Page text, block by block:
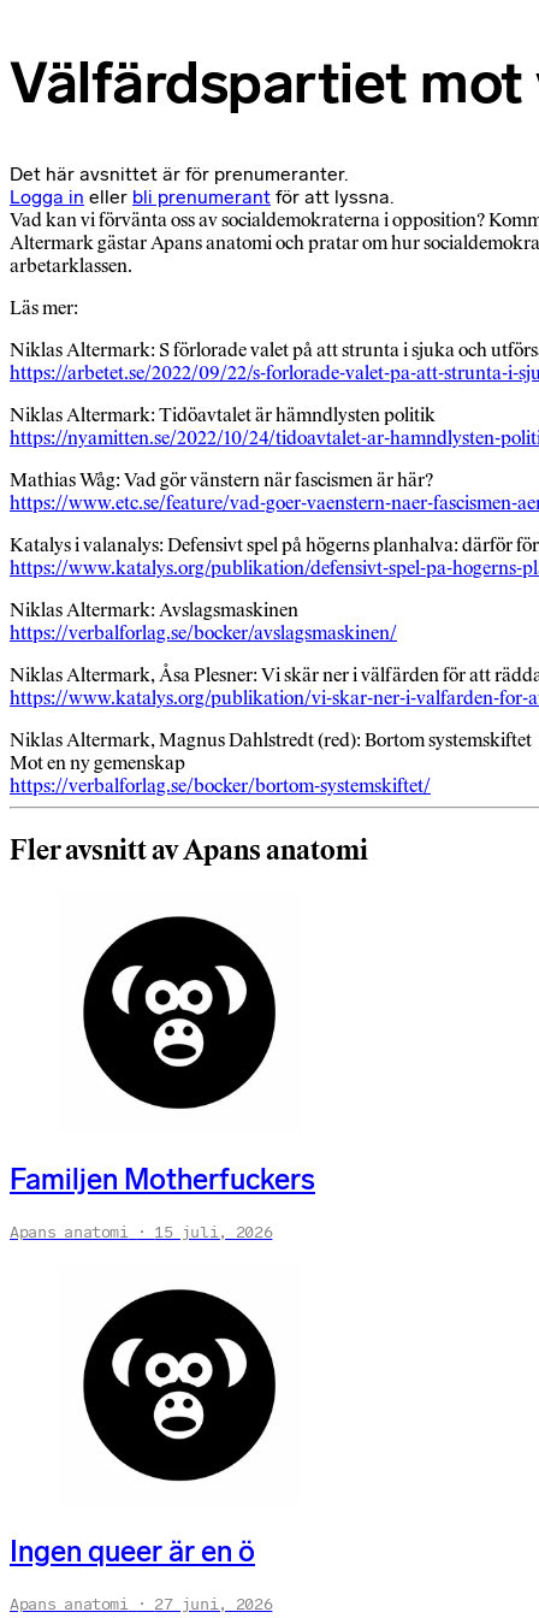
Välfärdspartiet mot
Det här avsnittet är för prenumeranter.
Logga in eller bli prenumerant för att lyssna.
Vad kan vi förvänta oss av socialdemokraterna i opposition?
Altermark gästar Apans anatomi och pratar om hur
arbetarklassen.
Läs mer:
Niklas Altermark: S förlorade valet på att strunta i sjuka och
https://arbetet.se/2022/09/22/s-forlorade-valet-pa-att-strunta-i-
Niklas Altermark: Tidöavtalet är hämndlysten politik
https://nyamitten.se/2022/10/24/tidoavtalet-ar-hamndlysten-
Mathias Wåg: Vad gör vänstern när fascismen är här?
https://www.etc.se/feature/vad-goer-vaenstern-naer-fascismen-
Katalys i valanalys: Defensivt spel på högerns planhalva: därför
https://www.katalys.org/publikation/defensivt-spel-pa-hogerns-
Niklas Altermark: Avslagsmaskinen
https://verbalforlag.se/bocker/avslagsmaskinen/
Niklas Altermark, Åsa Plesner: Vi skär ner i välfärden för att
https://www.katalys.org/publikation/vi-skar-ner-i-valfarden-for-
Niklas Altermark, Magnus Dahlstredt (red): Bortom systemskiftet
Mot en ny gemenskap
https://verbalforlag.se/bocker/bortom-systemskiftet/
Fler avsnitt av Apans anatomi
Familjen Motherfuckers
Apans anatomi 15 juli, 2026
Ingen queer är en ö
Apans anatomi 27 juni, 2026